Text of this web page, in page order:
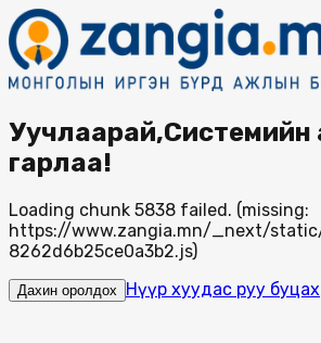
Уучлаарай,Системийн
гарлаа!
Loading chunk 5838 failed. (missing:
https://www.zangia.mn/_next/
8262d6b25ce0a3b2.js)
Дахин оролдох Нүүр хуудас руу буцах